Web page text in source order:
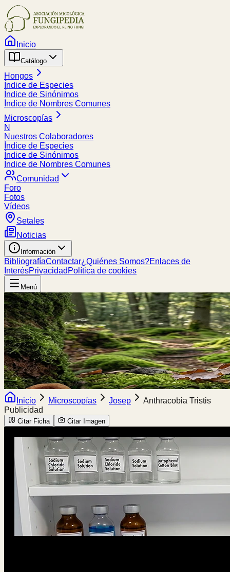
Inicio
Catálogo
Hongos
Índice de Especies
Índice de Sinónimos
Índice de Nombres Comunes
Microscopías
N
Nuestros Colaboradores
Índice de Especies
Índice de Sinónimos
Índice de Nombres Comunes
Comunidad
Foro
Fotos
Vídeos
Setales
Noticias
Información
BibliografíaContactar¿Quiénes Somos?Enlaces de
InterésPrivacidad Política de cookies
Menú
Inicio Microscopías Josep
Anthracobia Tristis
Publicidad
Citar Ficha Citar Imagen